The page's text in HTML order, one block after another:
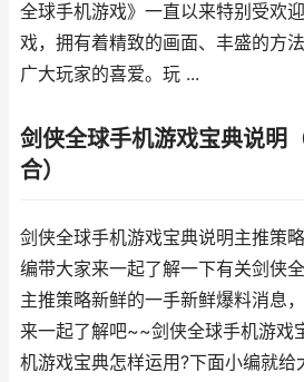
全球手机游戏》一直以来特别受欢
戏，拥有着精致的画面、丰盛的方
广大玩家的喜爱。玩 ...
剑侠全球手机游戏宝典说明
合）
剑侠全球手机游戏宝典说明主推策
编带大家来一起了解一下有关剑侠
主推策略新鲜的一手新鲜爆料消息
来一起了解吧~~剑侠全球手机游戏
机游戏宝典怎样运用?下面小编就给